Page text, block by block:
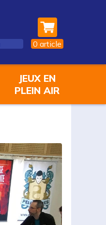
0 article
JEUX EN
PLEIN AIR